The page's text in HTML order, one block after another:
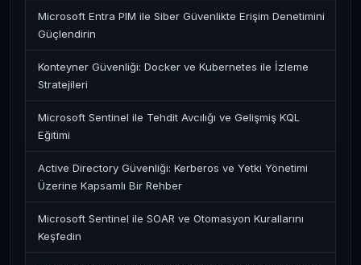
Microsoft Entra PIM ile Siber Güvenlikte Erişim Denetimini
Güçlendirin
Konteyner Güvenliği: Docker ve Kubernetes ile İzleme
Stratejileri
Microsoft Sentinel ile Tehdit Avcılığı ve Gelişmiş KQL
Eğitimi
Active Directory Güvenliği: Kerberos ve Yetki Yönetimi
Üzerine Kapsamlı Bir Rehber
Microsoft Sentinel ile SOAR ve Otomasyon Kurallarını
Keşfedin